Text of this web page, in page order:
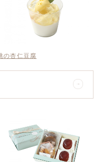
の杏仁豆腐